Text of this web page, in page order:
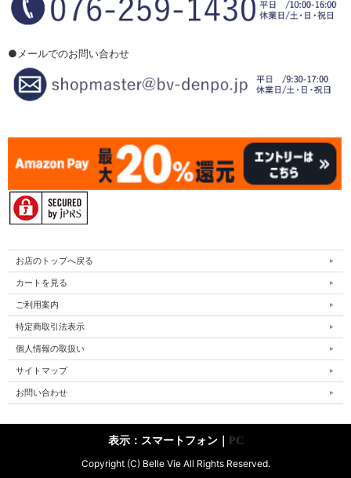
●メールでのお問い合わせ
お店のトップへ戻る
カートを見る
ご利用案内
特定商取引法表示
個人情報の取扱い
サイトマップ
お問い合わせ
表示：スマートフォン｜
PC
Copyright (C) Belle Vie All Rights Reserved.